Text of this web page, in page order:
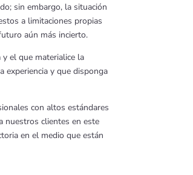
sin embargo, la situación
a limitaciones propias
aún más incierto.
el que materialice la
experiencia y que disponga
con altos estándares
nuestros clientes en este
en el medio que están